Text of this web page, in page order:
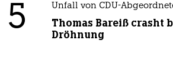
5 Unfall von CDU-
Thomas Bareiß crasht
Dröhnung